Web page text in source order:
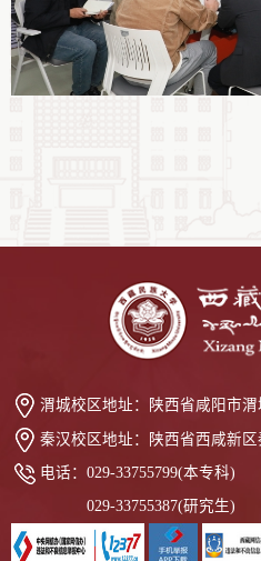
渭城校区地址： 陕西省咸阳市
秦汉校区地址： 陕西省西咸新
电话： 029-33755799(本专科)
029-33755387(研究生)